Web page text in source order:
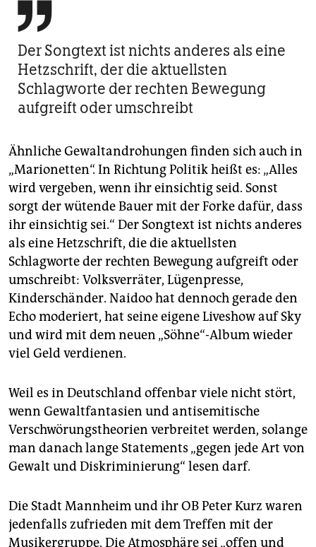

Der Songtext ist nichts anderes als eine
Hetzschrift, der die aktuellsten
Schlagworte der rechten Bewegung
aufgreift oder umschreibt
Ähnliche Gewaltandrohungen finden sich auch in
„Marionetten“. In Richtung Politik heißt es: „Alles
wird vergeben, wenn ihr einsichtig seid. Sonst
sorgt der wütende Bauer mit der Forke dafür, dass
ihr einsichtig sei.“ Der Songtext ist nichts anderes
als eine Hetzschrift, die die aktuellsten
Schlagworte der rechten Bewegung aufgreift oder
umschreibt: Volksverräter, Lügenpresse,
Kinderschänder. Naidoo hat dennoch gerade den
Echo moderiert, hat seine eigene Liveshow auf Sky
und wird mit dem neuen „Söhne“-Album wieder
viel Geld verdienen.
Weil es in Deutschland offenbar viele nicht stört,
wenn Gewaltfantasien und antisemitische
Verschwörungstheorien verbreitet werden, solange
man danach lange Statements „gegen jede Art von
Gewalt und Diskriminierung“ lesen darf.
Die Stadt Mannheim und ihr OB Peter Kurz waren
jedenfalls zufrieden mit dem Treffen mit der
Musikergruppe. Die Atmosphäre sei „offen und